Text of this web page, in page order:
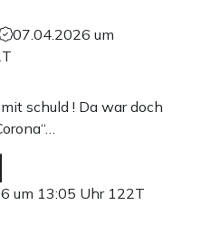
07.04.2026 um
schuld ! Da war doch
um 13:05 Uhr 122T